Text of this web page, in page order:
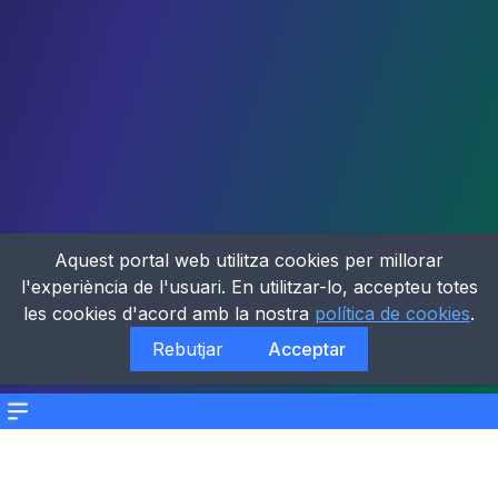
Menu
Aquest portal web utilitza cookies per millorar
l'experiència de l'usuari. En utilitzar-lo, accepteu totes
les cookies d'acord amb la nostra política de cookies.
Rebutjar
Acceptar